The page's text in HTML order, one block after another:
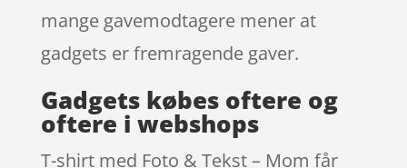
mange gavemodtagere mener at
gadgets er fremragende gaver.
Gadgets købes oftere og
oftere i webshops
T-shirt med Foto & Tekst – Mom får